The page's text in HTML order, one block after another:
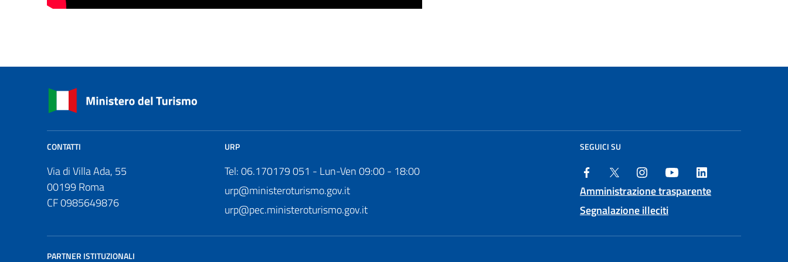
CONTATTI
Via di Villa Ada, 55
00199 Roma
CF 0985649876
URP
Tel: 06.170179 051 - Lun-Ven 09:00 - 18:00
urp@ministeroturismo.gov.it
urp@pec.ministeroturismo.gov.it
SEGUICI SU
Amministrazione trasparente
Segnalazione illeciti
PARTNER ISTITUZIONALI